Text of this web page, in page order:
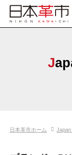
革市通信
日本革市ホーム Japan